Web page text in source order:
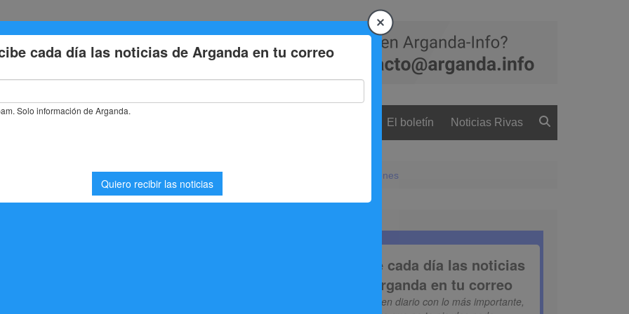
El boletín Noticias Rivas
by Mery presenta en Arganda su propuesta estrella para brillar en bodas y comuniones
presenta en
estrella para brillar en